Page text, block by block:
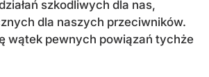
szkodliwych dla nas,
dla naszych przeciwników.
wątek pewnych powiązań tychże